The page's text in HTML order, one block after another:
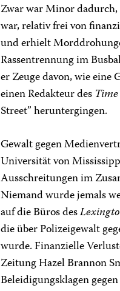
Zwar war Minor dadurch,
war, relativ frei von
und erhielt
Rassentrennung im
er Zeuge davon, wie
einen Redakteur des
Street” heruntergingen.
Gewalt gegen
Universität von
Ausschreitungen im
Niemand wurde jemals
auf die Büros des
die über Polizeigewalt
wurde. Finanzielle
Zeitung Hazel Brannon
Beleidigungsklagen